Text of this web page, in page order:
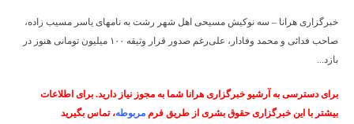
خبرگزاری هرانا – سه نوکیش مسیحی اهل شهر رشت به نامهای یاسر مسیب زاده،
صاحب فدائی و محمد وفادار، علی‌رغم صدور قرار وثیقه ۱۰۰ میلیون تومانی هنوز در
بازد...
برای دسترسی به آرشیو خبرگزاری هرانا شما به مجوز نیاز دارید. برای اطلاعات
بیشتر با این خبرگزاری حقوق بشری از طریق فرم مربوطه، تماس بگیرید